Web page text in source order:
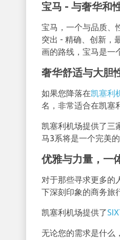
宝马 - 与奢华和
宝马，一个与品质、
突出 - 精确、创新，
画的路线，宝马是一
奢华舒适与大胆
如果您降落在凯塞利
名，非常适合在凯塞
凯塞利机场提供了三
马3系将是一个完美的
优雅与力量，一
对于那些寻求更多的
下深刻印象的商务旅
凯塞利机场提供了
无论您的需求是什么